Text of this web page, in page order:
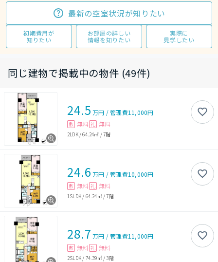
最新の空室状況が知りたい
初期費用が
知りたい
お部屋の詳しい
情報を知りたい
実際に
見学したい
同じ建物で掲載中の物件 (49件)
24.5 万円 /管理費11,000円
敷 無料 礼 無料
2LDK/64.24㎡ /7階
24.6 万円 /管理費10,000円
敷 無料 礼 無料
1SLDK / 64.24㎡/7階
28.7 万円 /管理費11,000円
敷 無料 礼 無料
2SLDK / 74.39㎡/3階